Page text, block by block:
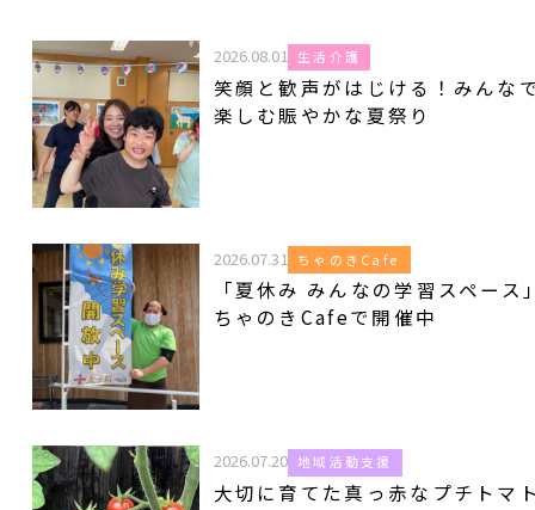
2026.08.01 生活介護
笑顔と歓声がはじける！みんな
楽しむ賑やかな夏祭り
2026.07.31 ちゃのきCafe
「夏休み みんなの学習スペース
ちゃのきCafeで開催中
2026.07.20 地域活動支援
大切に育てた真っ赤なプチトマ